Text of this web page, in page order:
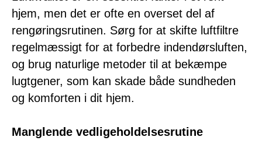
hjem, men det er ofte en overset del af
rengøringsrutinen. Sørg for at skifte luftfiltre
regelmæssigt for at forbedre indendørsluften,
og brug naturlige metoder til at bekæmpe
lugtgener, som kan skade både sundheden
og komforten i dit hjem.
Manglende vedligeholdelsesrutine